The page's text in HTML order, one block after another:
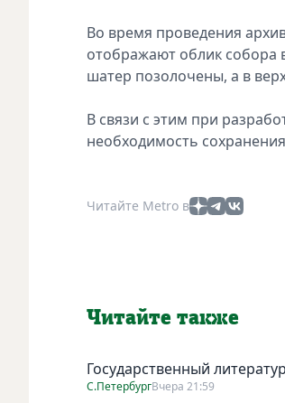
Во время проведения
отображают облик собора
шатер позолочены, а в
В связи с этим при
необходимость
Читайте Metro в
Читайте также
Государственный
С.ПетербургВчера 21:59